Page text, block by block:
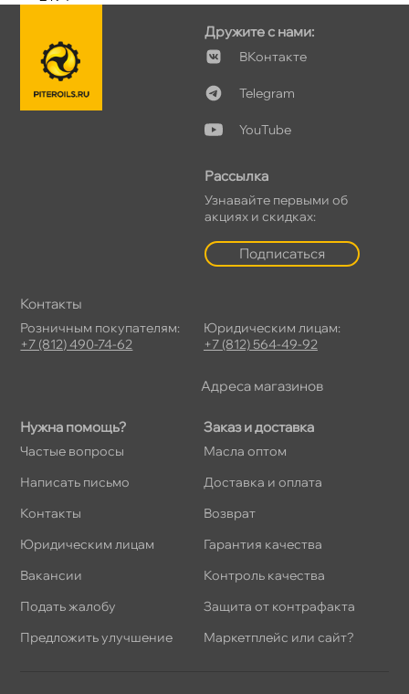
Нужна помощь?
Частые вопросы
Написать письмо
Контакты
Юридическим лицам
акансии
Подать жалобу
Предложить улучшение
Заказ и доставка
Масла оптом
Доставка и оплата
озврат
Гарантия качества
Контроль качества
Защита от контрафакта
Маркетплейс или сайт?
Дружите с нами:
Контакте
Telegram
YouTube
Рассылка
Узнавайте первыми о
акциях и скидках:
Подписаться
Контакты
Розничным покупателям:
+7 (812) 490-74-62
Юридическим лицам:
+7 (812) 564-49-92
Адреса магазино